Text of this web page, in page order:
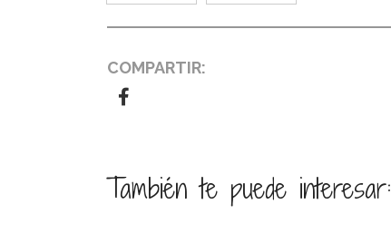
COMPARTIR:
También te puede interesar: